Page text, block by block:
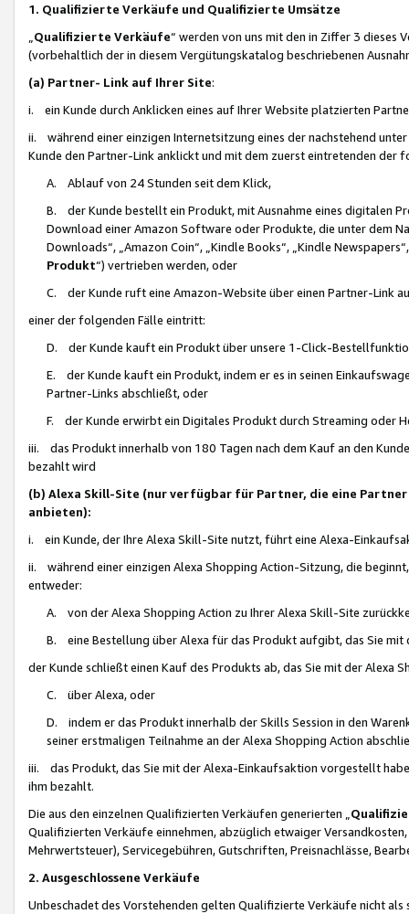
1. Qualifizierte Verkäufe und Qualifizierte Umsätze
Qualifizierte Verkäufe“ werden von uns mit den in Ziffer 3
(vorbehaltlich der in diesem Vergütungskatalog beschriebenen
(a) Partner- Link auf Ihrer Site:
i. ein Kunde durch Anklicken eines auf Ihrer Website platzierten
ii. während einer einzigen Internetsitzung eines der nachstehend
Kunde den Partner-Link anklickt und mit dem zuerst eintretenden der
A. Ablauf von 24 Stunden seit dem Klick,
B. der Kunde bestellt ein Produkt, mit Ausnahme eines digitalen
Download einer Amazon Software oder Produkte, die unter dem
Downloads“, „Amazon Coin“, „Kindle Books“, „Kindle
Produkt“) vertrieben werden, oder
C. der Kunde ruft eine Amazon-Website über einen Partner-Link
einer der folgenden Fälle eintritt:
D. der Kunde kauft ein Produkt über unsere 1-Click-
E. der Kunde kauft ein Produkt, indem er es in seinen
Partner-Links abschließt, oder
F. der Kunde erwirbt ein Digitales Produkt durch Streaming oder
iii. das Produkt innerhalb von 180 Tagen nach dem Kauf an den
bezahlt wird
(b) Alexa Skill-Site (nur verfügbar für Partner, die eine
anbieten):
i. ein Kunde, der Ihre Alexa Skill-Site nutzt, führt eine Alexa-
ii. während einer einzigen Alexa Shopping Action-Sitzung, die
entweder:
A. von der Alexa Shopping Action zu Ihrer Alexa Skill-Site
B. eine Bestellung über Alexa für das Produkt aufgibt, das Sie mit
der Kunde schließt einen Kauf des Produkts ab, das Sie mit der Alexa
C. über Alexa, oder
D. indem er das Produkt innerhalb der Skills Session in den
seiner erstmaligen Teilnahme an der Alexa Shopping Action
iii. das Produkt, das Sie mit der Alexa-Einkaufsaktion vorgestellt
ihm bezahlt.
Die aus den einzelnen Qualifizierten Verkäufen generierten „
Qualifizierten Verkäufe einnehmen, abzüglich etwaiger
Mehrwertsteuer), Servicegebühren, Gutschriften, Preisnachlässe,
2. Ausgeschlossene Verkäufe
Unbeschadet des Vorstehenden gelten Qualifizierte Verkäufe nicht